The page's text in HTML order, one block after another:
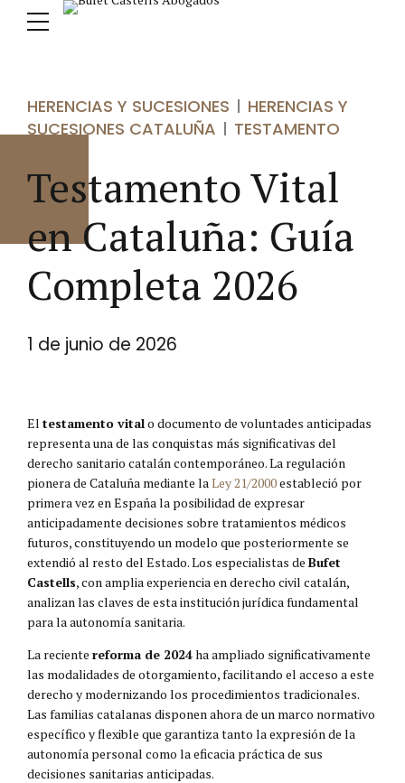
HERENCIAS Y SUCESIONES
HERENCIAS Y
SUCESIONES CATALUÑA
TESTAMENTO
Testamento Vital
en Cataluña: Guía
Completa 2026
1 de junio de 2026
El testamento vitalo documento de voluntades anticipadas
representa una de las conquistas más significativas del
derecho sanitario catalán contemporáneo. La regulación
pionera de Cataluña mediante la Ley 21/2000estableció por
primera vez en España la posibilidad de expresar
anticipadamente decisiones sobre tratamientos médicos
futuros, constituyendo un modelo que posteriormente se
extendió al resto del Estado. Los especialistas de Bufet
Castells, con amplia experiencia en derecho civil catalán,
analizan las claves de esta institución jurídica fundamental
para la autonomía sanitaria.
La reciente reforma de 2024ha ampliado significativamente
las modalidades de otorgamiento, facilitando el acceso a este
derecho y modernizando los procedimientos tradicionales.
Las familias catalanas disponen ahora de un marco normativo
específico y flexible que garantiza tanto la expresión de la
autonomía personal como la eficacia práctica de sus
decisiones sanitarias anticipadas.